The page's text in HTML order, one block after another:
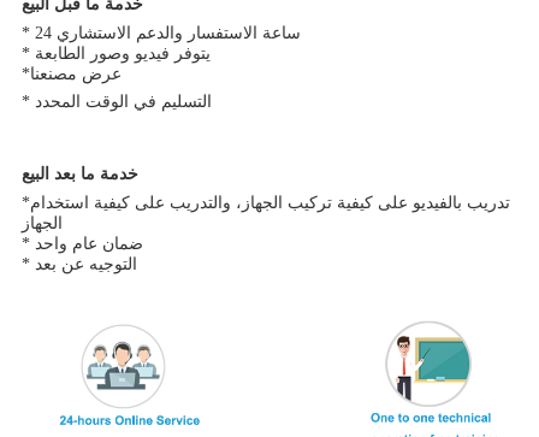
خدمة ما قبل البيع
* 24 ساعة الاستفسار والدعم الاستشاري
* يتوفر فيديو وصور الطابعة
*عرض مصنعنا
* التسليم في الوقت المحدد
خدمة ما بعد البيع
*تدريب بالفيديو على كيفية تركيب الجهاز، والتدريب على كيفية استخدام
الجهاز
* ضمان عام واحد
* التوجيه عن بعد